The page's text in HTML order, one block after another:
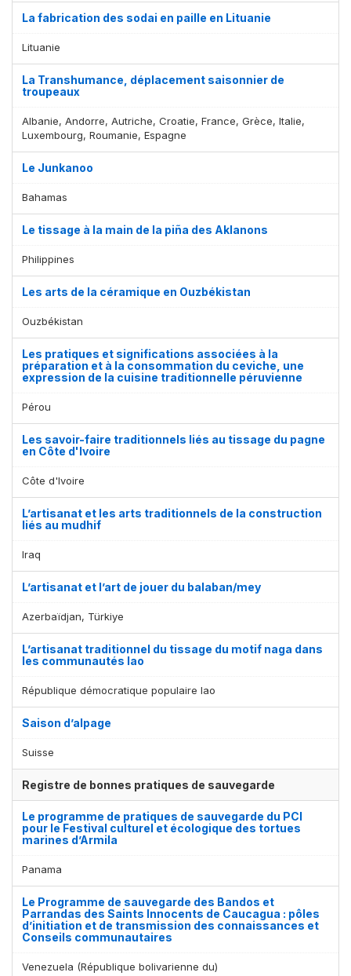
La fabrication des sodai en paille en Lituanie
Lituanie
La Transhumance, déplacement saisonnier de
troupeaux
Albanie, Andorre, Autriche, Croatie, France, Grèce, Italie,
Luxembourg, Roumanie, Espagne
Le Junkanoo
Bahamas
Le tissage à la main de la piña des Aklanons
Philippines
Les arts de la céramique en Ouzbékistan
Ouzbékistan
Les pratiques et significations associées à la
préparation et à la consommation du ceviche, une
expression de la cuisine traditionnelle péruvienne
Pérou
Les savoir-faire traditionnels liés au tissage du pagne
en Côte d'Ivoire
Côte d'Ivoire
L’artisanat et les arts traditionnels de la construction
liés au mudhif
Iraq
L’artisanat et l’art de jouer du balaban/mey
Azerbaïdjan, Türkiye
L’artisanat traditionnel du tissage du motif naga dans
les communautés lao
République démocratique populaire lao
Saison d’alpage
Suisse
Registre de bonnes pratiques de sauvegarde
Le programme de pratiques de sauvegarde du PCI
pour le Festival culturel et écologique des tortues
marines d’Armila
Panama
Le Programme de sauvegarde des Bandos et
Parrandas des Saints Innocents de Caucagua : pôles
d’initiation et de transmission des connaissances et
Conseils communautaires
Venezuela (République bolivarienne du)